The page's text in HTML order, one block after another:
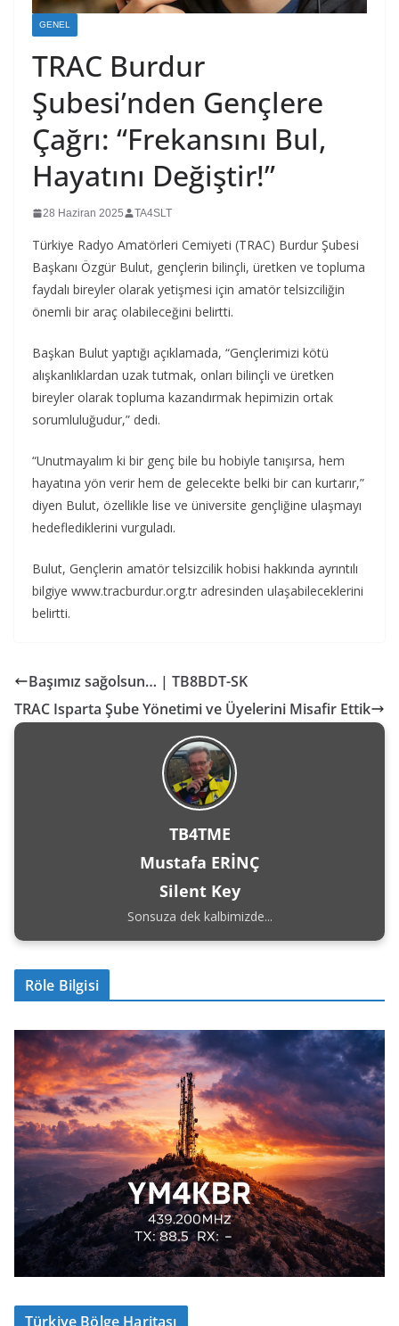
GENEL
TRAC Burdur
Şubesi’nden Gençlere
Çağrı: “Frekansını Bul,
Hayatını Değiştir!”
28 Haziran 2025 TA4SLT
Türkiye Radyo Amatörleri Cemiyeti (TRAC) Burdur Şubesi
Başkanı Özgür Bulut, gençlerin bilinçli, üretken ve topluma
faydalı bireyler olarak yetişmesi için amatör telsizciliğin
önemli bir araç olabileceğini belirtti.
Başkan Bulut yaptığı açıklamada, “Gençlerimizi kötü
alışkanlıklardan uzak tutmak, onları bilinçli ve üretken
bireyler olarak topluma kazandırmak hepimizin ortak
sorumluluğudur,” dedi.
“Unutmayalım ki bir genç bile bu hobiyle tanışırsa, hem
hayatına yön verir hem de gelecekte belki bir can kurtarır,”
diyen Bulut, özellikle lise ve üniversite gençliğine ulaşmayı
hedeflediklerini vurguladı.
Bulut, Gençlerin amatör telsizcilik hobisi hakkında ayrıntılı
bilgiye www.tracburdur.org.tr adresinden ulaşabileceklerini
belirtti.
Başımız sağolsun… | TB8BDT-SK
TRAC Isparta Şube Yönetimi ve Üyelerini Misafir Ettik
TB4TME
Mustafa ERİNÇ
Silent Key
Sonsuza dek kalbimizde...
Röle Bilgisi
Türkiye Bölge Haritası